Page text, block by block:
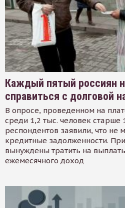
Каждый пятый россиян
справиться с долговой
В опросе, проведенном на
среди 1,2 тыс. человек старше
респондентов заявили, что не
кредитные задолженности.
вынуждены тратить на
ежемесячного доход